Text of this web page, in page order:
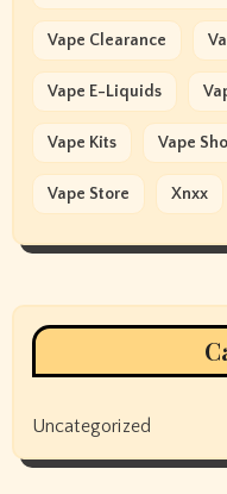
Vape Clearance
Vape E-Liquids
Vape Kits Vape
Vape Store Xnxx
Uncategorized